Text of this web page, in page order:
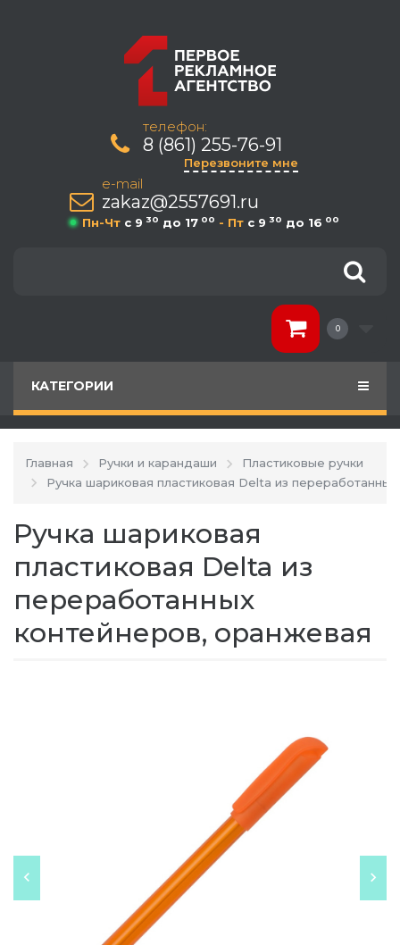
телефон:
8 (861) 255-76-91
Перезвоните мне
e-mail
zakaz@2557691.ru
Пн-Чт c 9 30 до 17 00 - Пт c 9 30 до 16 00
0
КАТЕГОРИИ
Главная Ручки и карандаши
Пластиковые ручки
Ручка шариковая пластиковая Delta из
Ручка шариковая
пластиковая Delta из
переработанных
контейнеров, оранжевая